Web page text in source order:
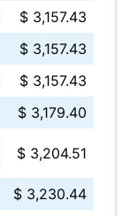
$ 3,157.43
$ 3,157.43
$ 3,157.43
$ 3,179.40
$ 3,204.51
$ 3,230.44